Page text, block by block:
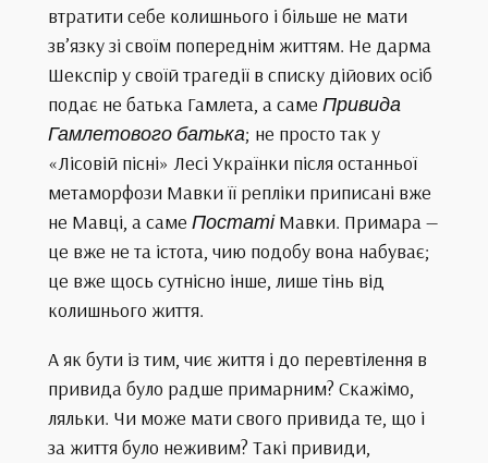
втратити себе колишнього і більше не мати
зв’язку зі своїм попереднім життям. Не дарма
Шекспір у своїй трагедії в списку дійових осіб
подає не батька Гамлета, а саме Привида
Гамлетового батька; не просто так у
«Лісовій пісні» Лесі Українки після останньої
метаморфози Мавки її репліки приписані вже
не Мавці, а саме ПостатіМавки. Примара —
це вже не та істота, чию подобу вона набуває;
це вже щось сутнісно інше, лише тінь від
колишнього життя.
А як бути із тим, чиє життя і до перевтілення в
привида було радше примарним? Скажімо,
ляльки. Чи може мати свого привида те, що і
за життя було неживим? Такі привиди,